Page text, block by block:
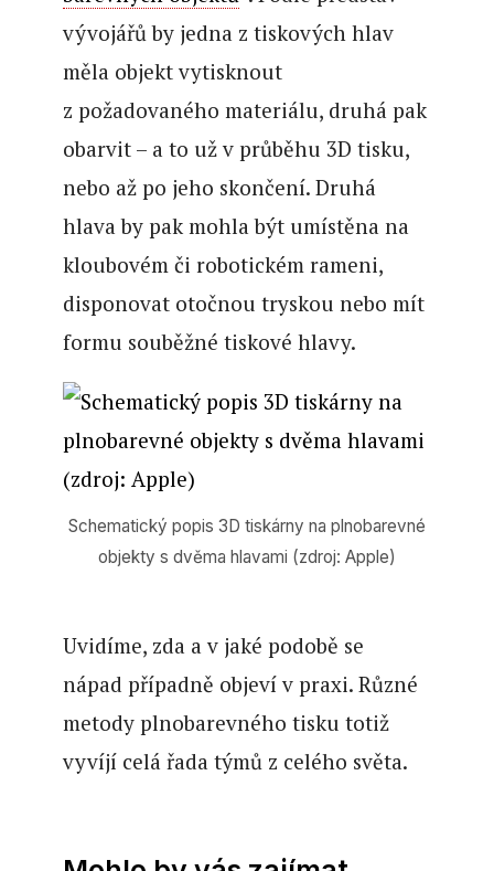
vývojářů by jedna z tiskových hlav
měla objekt vytisknout
z požadovaného materiálu, druhá pak
obarvit – a to už v průběhu 3D tisku,
nebo až po jeho skončení. Druhá
hlava by pak mohla být umístěna na
kloubovém či robotickém rameni,
disponovat otočnou tryskou nebo mít
formu souběžné tiskové hlavy.
Schematický popis 3D tiskárny na plnobarevné
objekty s dvěma hlavami (zdroj: Apple)
Uvidíme, zda a v jaké podobě se
nápad případně objeví v praxi. Různé
metody plnobarevného tisku totiž
vyvíjí celá řada týmů z celého světa.